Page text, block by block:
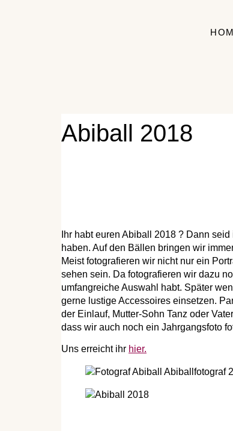
Abiball 2018
Ihr habt euren Abiball 2018 ? Dann
haben. Auf den Bällen bringen wir
Meist fotografieren wir nicht nur ein
sehen sein. Da fotografieren wir dazu
umfangreiche Auswahl habt. Später
gerne lustige Accessoires einsetzen.
der Einlauf, Mutter-Sohn Tanz oder
dass wir auch noch ein Jahrgangsfoto
Uns erreicht ihr hier.